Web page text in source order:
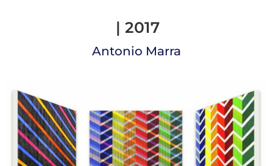
| 2017
Antonio Marra